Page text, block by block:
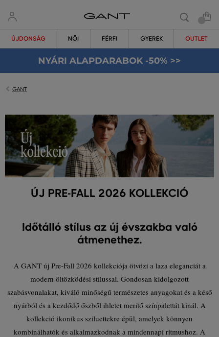
ÚJDONSÁG NŐI FÉRFI GYEREK OUTLET
NYÁRI ALAPDARABOK -50% >>
GANT
ÚJ PRE-FALL 2026 KOLLEKCIÓ
Időtálló stílus az új évszakba való
átmenethez.
A GANT új Pre-Fall 2026 kollekciója ötvözi a laza eleganciát a
modern öltözködési stílussal. Gondosan kidolgozott
szabásvonalakat, kiváló minőségű természetes anyagokat és a késő
nyárból és a kezdődő őszből ihletet merítő színpalettát kínál. A
kollekció ikonikus sziluettekre épül, amelyek könnyen
kombinálhatók és alkalmazkodnak a mindennapi ritmushoz. A